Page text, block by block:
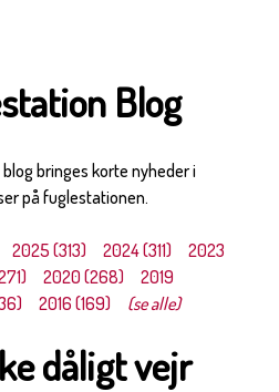
Blog
bringes korte nyheder i
på fuglestationen.
2025 (313) 2024 (311)
2023
2020 (268)
2019
2016 (169) (se alle)
dåligt vejr